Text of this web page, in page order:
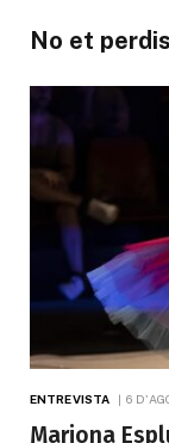
No et perdis
ENTREVISTA 6
Mariona